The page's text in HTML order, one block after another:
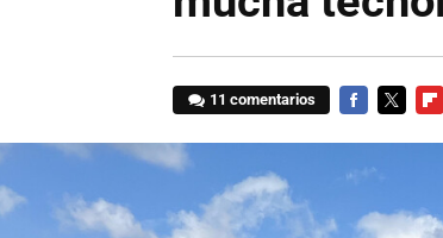
11 comentarios